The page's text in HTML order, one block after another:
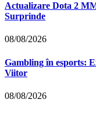
Actualizare Dota 2
Surprinde
08/08/2026
Gambling în esports:
Viitor
08/08/2026